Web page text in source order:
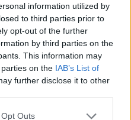
information utilized by
to third parties prior to
opt-out of the further
by third parties on the
This information may
on the IAB’s List of
further disclose it to other
uses one or more Google
Outs
zakonika je
za javno spodbujanje
z žaljivimi,
vsebinami bodo